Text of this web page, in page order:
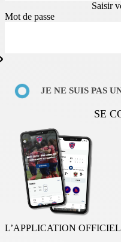
Saisir
Mot de passe
JE NE SUIS PAS
L’APPLICATION